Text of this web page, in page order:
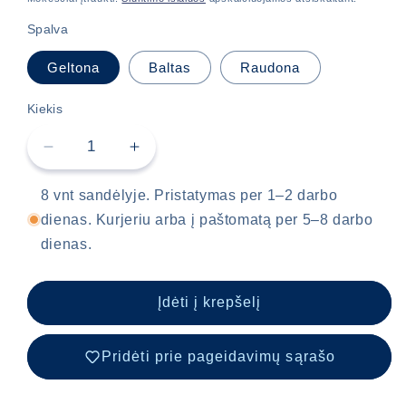
Spalva
Geltona Baltas Raudona
Kiekis
Sumažinti
Purelux
Spectre
6X
kiekį
Padidinti
Purelux
Spectre
6X
8 vnt sandėlyje. Pristatymas per 1–2 darbo
dienas. Kurjeriu arba į paštomatą per 5–8 darbo
dienas.
Įdėti į krepšelį
Pridėti prie pageidavimų sąrašo